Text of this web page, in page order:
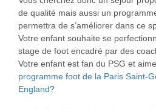
de qualité mais aussi un
permettra de s’améliorer dans ce
Votre enfant souhaite se
stage de foot encadré par des
Votre enfant est fan du PSG et
programme foot de la Paris Saint-
England?